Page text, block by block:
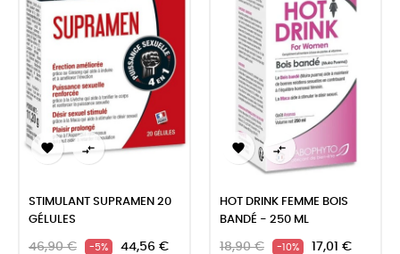
 
STIMULANT SUPRAMEN 20
GÉLULES
46,90 € -5% 44,56 €
 
HOT DRINK FEMME BOIS
BANDÉ - 250 ML
18,90 € -10% 17,01 €